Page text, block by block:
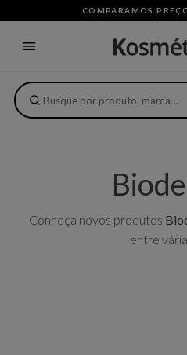
COMPARAMOS
Conheça novos produtos
entre